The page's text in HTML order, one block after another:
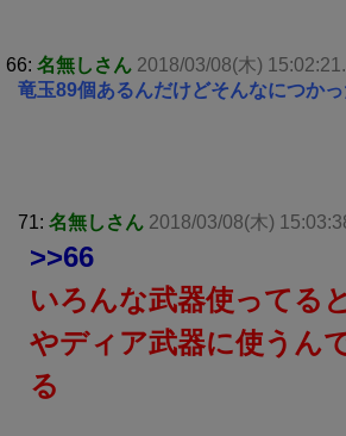
66: 名無しさん 2018/03/08(木)
竜玉89個あるんだけどそんなにつかっ
71: 名無しさん 2018/03/08(木)
>>66
いろんな武器使ってる
やディア武器に使うん
る